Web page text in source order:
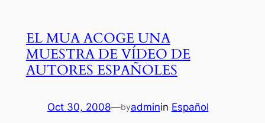
EL MUA ACOGE UNA
MUESTRA DE VÍDEO DE
AUTORES ESPAÑOLES
Oct 30, 2008—byadminin Español